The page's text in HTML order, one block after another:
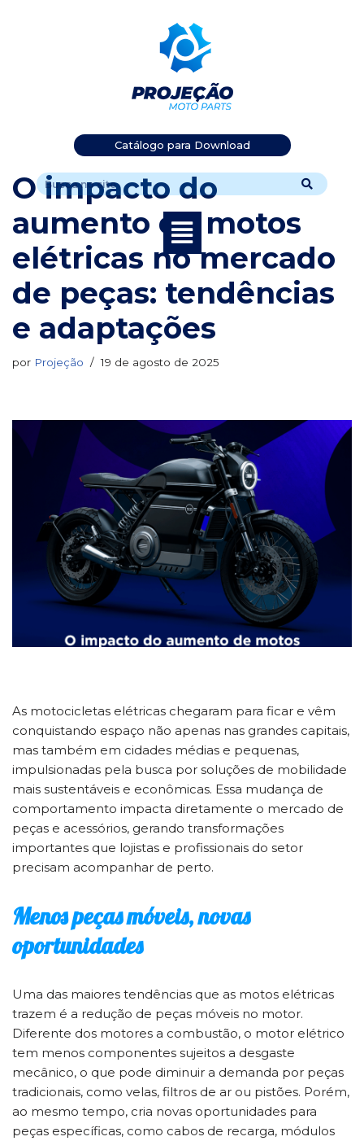
Catálogo para Download
O impacto do
aumento de motos
elétricas no mercado
de peças: tendências
e adaptações
por Projeção 19 de agosto de 2025
As motocicletas elétricas chegaram para ficar e vêm
conquistando espaço não apenas nas grandes capitais,
mas também em cidades médias e pequenas,
impulsionadas pela busca por soluções de mobilidade
mais sustentáveis e econômicas. Essa mudança de
comportamento impacta diretamente o mercado de
peças e acessórios, gerando transformações
importantes que lojistas e profissionais do setor
precisam acompanhar de perto.
Menos peças móveis, novas
oportunidades
Uma das maiores tendências que as motos elétricas
trazem é a redução de peças móveis no motor.
Diferente dos motores a combustão, o motor elétrico
tem menos componentes sujeitos a desgaste
mecânico, o que pode diminuir a demanda por peças
tradicionais, como velas, filtros de ar ou pistões. Porém,
ao mesmo tempo, cria novas oportunidades para
peças específicas, como cabos de recarga, módulos